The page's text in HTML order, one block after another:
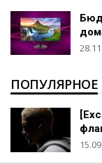
ПОПУЛЯРНОЕ